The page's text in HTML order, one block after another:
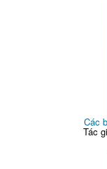
Các
Tác